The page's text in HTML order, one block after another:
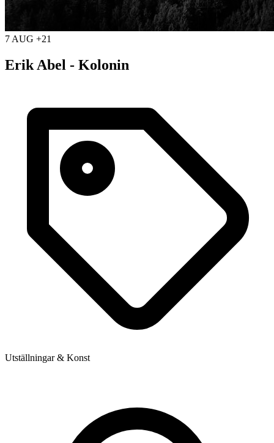
7 AUG +21
Erik Abel - Kolonin
Utställningar & Konst